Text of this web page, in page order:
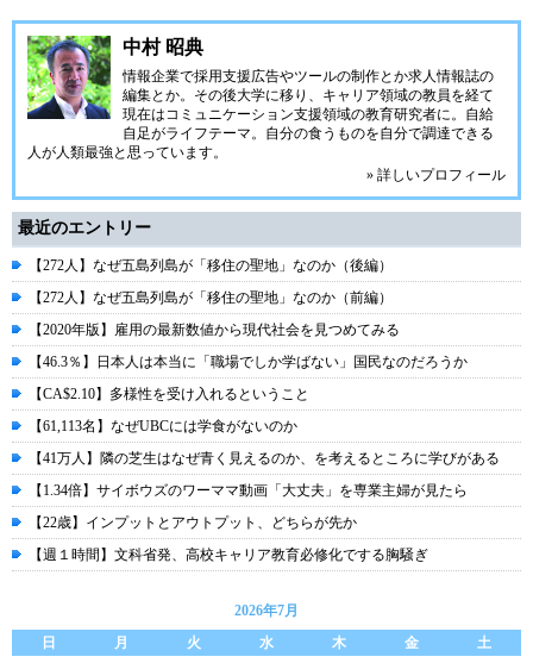
中村 昭典
情報企業で採用支援広告やツールの制作とか求人情報誌の
編集とか。その後大学に移り、キャリア領域の教員を経て
現在はコミュニケーション支援領域の教育研究者に。自給
自足がライフテーマ。自分の食うものを自分で調達できる
人が人類最強と思っています。
» 詳しいプロフィール
最近のエントリー
【272人】なぜ五島列島が「移住の聖地」なのか（後編）
【272人】なぜ五島列島が「移住の聖地」なのか（前編）
【2020年版】雇用の最新数値から現代社会を見つめてみる
【46.3％】日本人は本当に「職場でしか学ばない」国民なのだろうか
【CA$2.10】多様性を受け入れるということ
【61,113名】なぜUBCには学食がないのか
【41万人】隣の芝生はなぜ青く見えるのか、を考えるところに学びがある
【1.34倍】サイボウズのワーママ動画「大丈夫」を専業主婦が見たら
【22歳】インプットとアウトプット、どちらが先か
【週１時間】文科省発、高校キャリア教育必修化でする胸騒ぎ
2026年7月
日
月 火 水 木 金
土